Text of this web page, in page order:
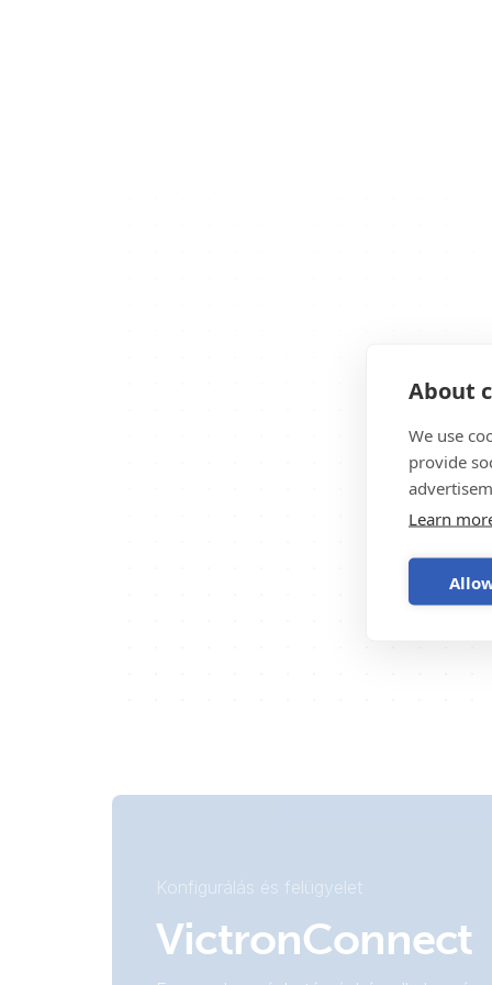
About
We use
provide
Learn
Konfigurálás és felügyelet
VictronConnect